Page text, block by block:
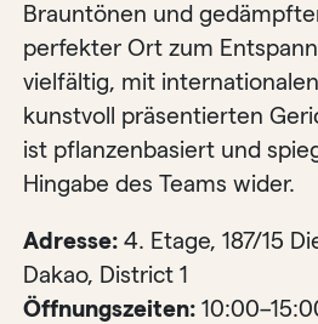
Brauntönen und
perfekter Ort zum
vielfältig, mit
kunstvoll präsentierten
ist pflanzenbasiert und
Hingabe des Teams wider.
Adresse: 4. Etage, 187/15
Dakao, District 1
Öffnungszeiten: